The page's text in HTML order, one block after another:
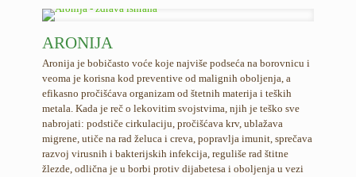
ARONIJA
Aronija je bobičasto voće koje najviše podseća na borovnicu i
veoma je korisna kod preventive od malignih oboljenja, a
efikasno pročišćava organizam od štetnih materija i teških
metala. Kada je reč o lekovitim svojstvima, njih je teško sve
nabrojati: podstiče cirkulaciju, pročišćava krv, ublažava
migrene, utiče na rad želuca i creva, popravlja imunit, sprečava
razvoj virusnih i bakterijskih infekcija, reguliše rad štitne
žlezde, odlična je u borbi protiv dijabetesa i oboljenja u vezi